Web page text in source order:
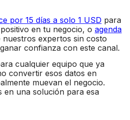
por 15 días a solo 1 USD para
en tu negocio, o agenda
expertos sin costo
confianza con este canal.
cualquier equipo que ya
convertir esos datos en
muevan el negocio.
en una solución para esa